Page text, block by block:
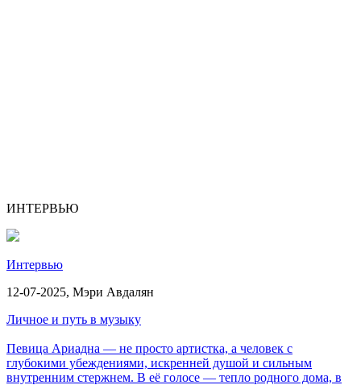
ИНТЕРВЬЮ
Интервью
12-07-2025, Мэри Авдалян
Личное и путь в музыку
Певица Ариадна — не просто артистка, а человек с
глубокими убеждениями, искренней душой и сильным
внутренним стержнем. В её голосе — тепло родного дома, в